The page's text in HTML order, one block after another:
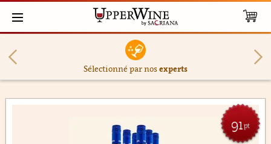
Sélectionné par nosexperts
91pt